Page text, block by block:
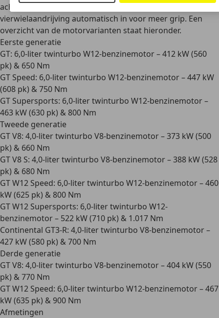
achterwielaandrijving tractie verliest, schakelt de
vierwielaandrijving automatisch in voor meer grip. Een
overzicht van de motorvarianten staat hieronder.
Eerste generatie
GT: 6,0-liter twinturbo W12-benzinemotor – 412 kW (560
pk) & 650 Nm
GT Speed: 6,0-liter twinturbo W12-benzinemotor – 447 kW
(608 pk) & 750 Nm
GT Supersports: 6,0-liter twinturbo W12-benzinemotor –
463 kW (630 pk) & 800 Nm
Tweede generatie
GT V8: 4,0-liter twinturbo V8-benzinemotor – 373 kW (500
pk) & 660 Nm
GT V8 S: 4,0-liter twinturbo V8-benzinemotor – 388 kW (528
pk) & 680 Nm
GT W12 Speed: 6,0-liter twinturbo W12-benzinemotor – 460
kW (625 pk) & 800 Nm
GT W12 Supersports: 6,0-liter twinturbo W12-
benzinemotor – 522 kW (710 pk) & 1.017 Nm
Continental GT3-R: 4,0-liter twinturbo V8-benzinemotor –
427 kW (580 pk) & 700 Nm
Derde generatie
GT V8: 4,0-liter twinturbo V8-benzinemotor – 404 kW (550
pk) & 770 Nm
GT W12 Speed: 6,0-liter twinturbo W12-benzinemotor – 467
kW (635 pk) & 900 Nm
Afmetingen